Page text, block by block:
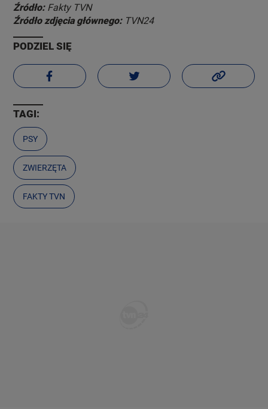
Źródło: Fakty TVN
Źródło zdjęcia głównego: TVN24
PODZIEL SIĘ
TAGI:
PSY
ZWIERZĘTA
FAKTY TVN